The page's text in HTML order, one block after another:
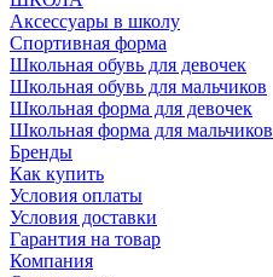
Аксессуары в школу
Спортивная форма
Школьная обувь для девочек
Школьная обувь для мальчиков
Школьная форма для девочек
Школьная форма для мальчиков
Бренды
Как купить
Условия оплаты
Условия доставки
Гарантия на товар
Компания